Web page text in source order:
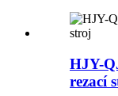
HJY-
rezací